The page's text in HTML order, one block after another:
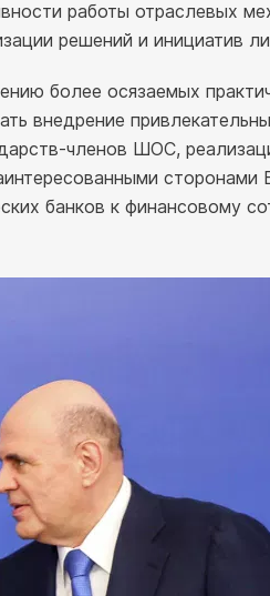
работы отраслевых
решений и инициатив
более осязаемых
внедрение
членов ШОС,
сторонами
банков к финансовому